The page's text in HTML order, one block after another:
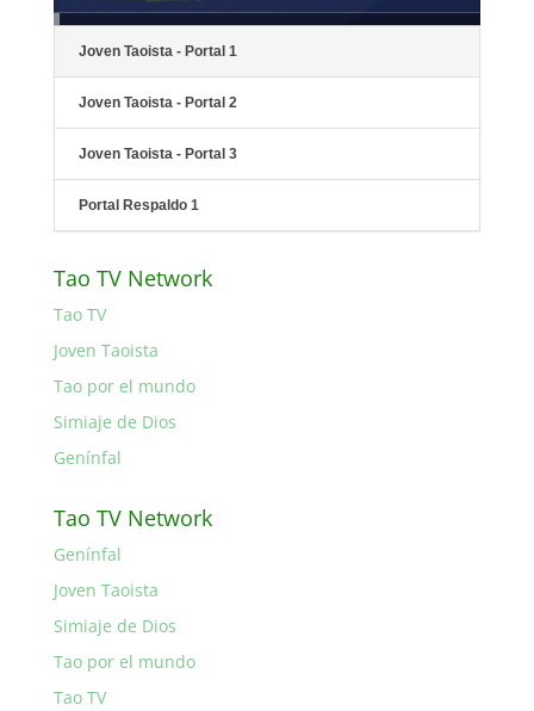
Joven Taoista - Portal 1
Joven Taoista - Portal 2
Joven Taoista - Portal 3
Portal Respaldo 1
Tao TV Network
Tao TV
Joven Taoista
Tao por el mundo
Simiaje de Dios
Genínfal
Tao TV Network
Genínfal
Joven Taoista
Simiaje de Dios
Tao por el mundo
Tao TV